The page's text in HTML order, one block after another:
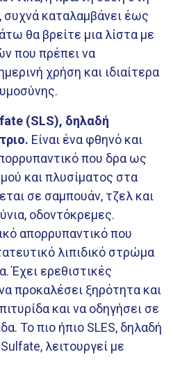
συχνά καταλαμβάνει έως
θα βρείτε μια λίστα με
που πρέπει να
χρήση και ιδιαίτερα
(SLS), δηλαδή
Είναι ένα φθηνό και
που δρα ως
και πλυσίματος στα
σε σαμπουάν, τζελ και
οδοντόκρεμες.
απορρυπαντικό που
λιπιδικό στρώμα
Έχει ερεθιστικές
προκαλέσει ξηρότητα και
και να οδηγήσει σε
Το πιο ήπιο SLES, δηλαδή
λειτουργεί με